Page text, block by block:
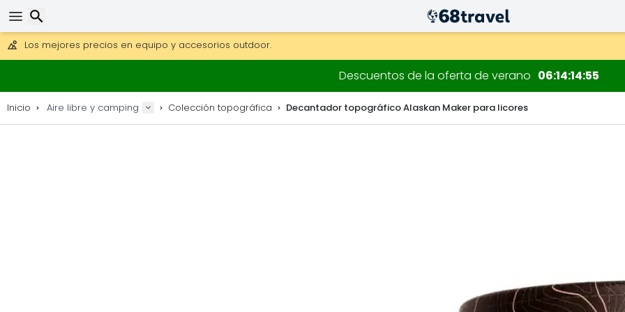
Consigue el envío gratuito en pedidos de más de 250 €.
Envío DHL 1 día disponible.
30 días para devoluciones, 90 días para mapas de madera y decoraciones.Descuentos de la oferta de verano 06141453
Inicio Aire libre y camping Colección topográfica Decantador topográfico Alaskan Maker para licores